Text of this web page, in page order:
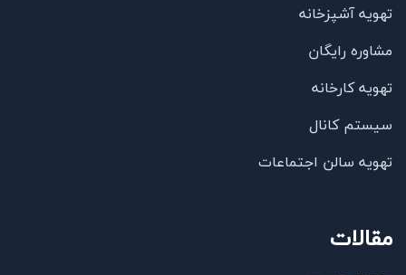
تهویه آشپزخانه
مشاوره رایگان
تهویه کارخانه
سیستم کانال
تهویه سالن اجتماعات
مقالات